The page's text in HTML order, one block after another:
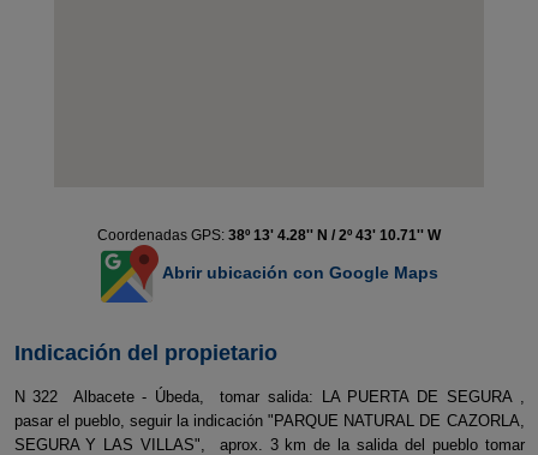
Coordenadas GPS: 38º 13' 4.28'' N / 2º 43' 10.71'' W
Abrir ubicación con Google Maps
Indicación del propietario
N 322 Albacete - Úbeda, tomar salida: LA PUERTA DE SEGURA ,
pasar el pueblo, seguir la indicación "PARQUE NATURAL DE CAZORLA,
SEGURA Y LAS VILLAS", aprox. 3 km de la salida del pueblo tomar